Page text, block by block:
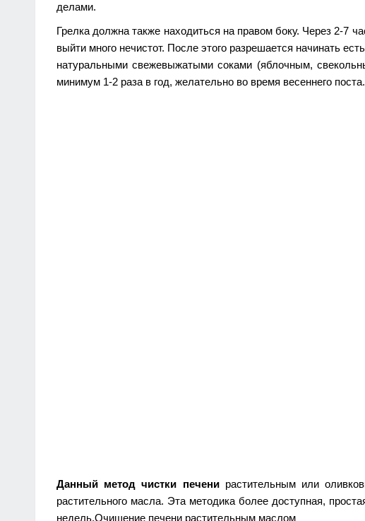
делами.
Грелка должна также находиться на правом боку. Через 2-7
выйти много нечистот. После этого разрешается начинать
натуральными свежевыжатыми соками (яблочным,
минимум 1-2 раза в год, желательно во время весеннего поста.
Данный метод чистки печенирастительным или
растительного масла. Эта методика более доступная,
недель.Очищение печени растительным маслом